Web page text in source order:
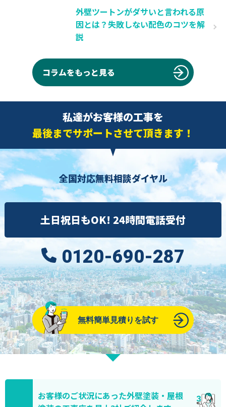
外壁ツートンがダサいと言われる原
因とは？失敗しない配色のコツを解
説
コラムをもっと見る
私達がお客様の工事を
最後までサポートさせて頂きます！
全国対応無料相談ダイヤル
土日祝日もOK! 24時間電話受付
0120-690-287
無料簡単見積りを試す
お客様のご状況にあった外壁塗装・屋根